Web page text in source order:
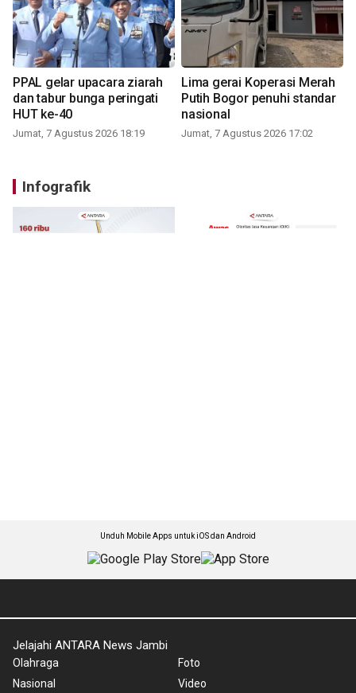
PPAL gelar upacara ziarah
dan tabur bunga peringati
HUT ke-40
Jumat, 7 Agustus 2026 18:19
Lima gerai Koperasi Merah
Putih Bogor penuhi standar
nasional
Jumat, 7 Agustus 2026 17:02
Infografik
Unduh Mobile Apps untuk iOS dan Android
Jelajahi ANTARA News Jambi
Olahraga
Nasional
Foto
Video